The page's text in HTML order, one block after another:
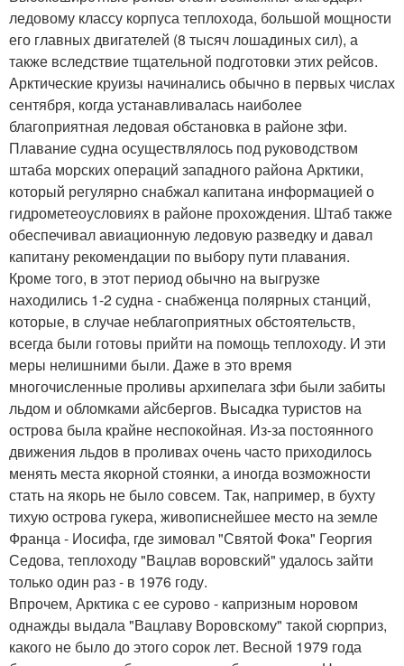
ледовому классу корпуса теплохода, большой мощности
его главных двигателей (8 тысяч лошадиных сил), а
также вследствие тщательной подготовки этих рейсов.
Арктические круизы начинались обычно в первых числах
сентября, когда устанавливалась наиболее
благоприятная ледовая обстановка в районе зфи.
Плавание судна осуществлялось под руководством
штаба морских операций западного района Арктики,
который регулярно снабжал капитана информацией о
гидрометеоусловиях в районе прохождения. Штаб также
обеспечивал авиационную ледовую разведку и давал
капитану рекомендации по выбору пути плавания.
Кроме того, в этот период обычно на выгрузке
находились 1-2 судна - снабженца полярных станций,
которые, в случае неблагоприятных обстоятельств,
всегда были готовы прийти на помощь теплоходу. И эти
меры нелишними были. Даже в это время
многочисленные проливы архипелага зфи были забиты
льдом и обломками айсбергов. Высадка туристов на
острова была крайне неспокойная. Из-за постоянного
движения льдов в проливах очень часто приходилось
менять места якорной стоянки, а иногда возможности
стать на якорь не было совсем. Так, например, в бухту
тихую острова гукера, живописнейшее место на земле
Франца - Иосифа, где зимовал "Святой Фока" Георгия
Седова, теплоходу "Вацлав воровский" удалось зайти
только один раз - в 1976 году.
Впрочем, Арктика с ее сурово - капризным норовом
однажды выдала "Вацлаву Воровскому" такой сюрприз,
какого не было до этого сорок лет. Весной 1979 года